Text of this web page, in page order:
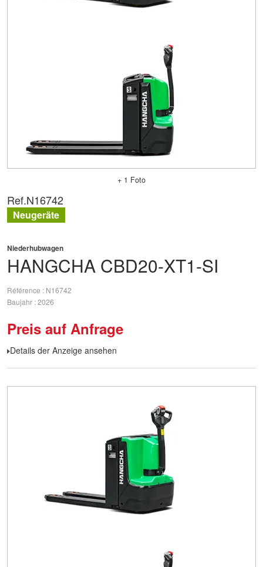
+ 1 Foto
HANGCHA CBD20-XT1-SI
Niederhubwagen
Référence
N16742
Baujahr 2026
Preis auf Anfrage
Details der Anzeige ansehen
Ref.N16742
Neugeräte